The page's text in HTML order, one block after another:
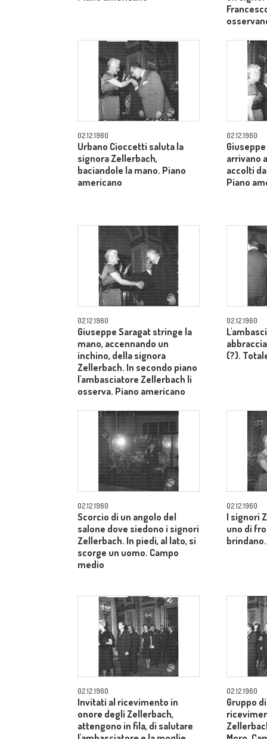
02.12.1960
Urbano Cioccetti saluta la
signora Zellerbach,
baciandole la mano. Piano
americano
02.12.1960
arrivano
accolti
Piano
02.12.1960
Giuseppe Saragat stringe la
mano, accennando un
inchino, della signora
Zellerbach. In secondo piano
l'ambasciatore Zellerbach li
osserva. Piano americano
02.12.1960
(?).
02.12.1960
Scorcio di un angolo del
salone dove siedono i signori
Zellerbach. In piedi, al lato, si
scorge un uomo. Campo
medio
02.12.1960
I signori
uno di
02.12.1960
Invitati al ricevimento in
onore degli Zellerbach,
attengono in fila, di salutare
02.12.1960
Gruppo